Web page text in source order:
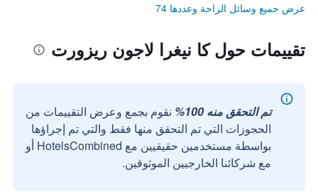
عرض جميع وسائل الراحة وعددها 74
تقييمات حول كا نيغرا لاجون ريزورت
تم التحقق منه 100%
نقوم بجمع وعرض التقييمات من
الحجوزات التي تم التحقق منها فقط والتي تم إجراؤها
بواسطة مستخدمين حقيقيين مع HotelsCombined أو
مع شركائنا الخارجيين الموثوقين.